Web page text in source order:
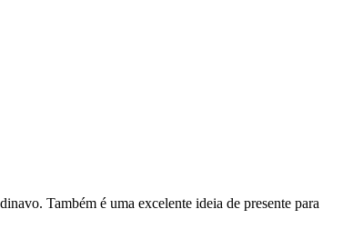
Também é uma excelente ideia de presente para